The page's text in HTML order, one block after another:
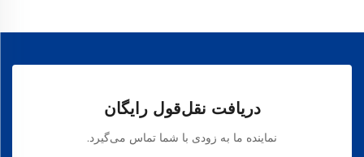
دریافت نقل‌قول رایگان
نماینده ما به زودی با شما تماس می‌گیرد.